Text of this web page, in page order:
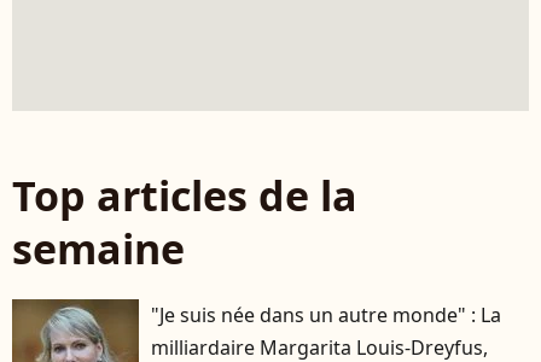
Top articles de la
semaine
"Je suis née dans un autre monde" : La
milliardaire Margarita Louis-Dreyfus,